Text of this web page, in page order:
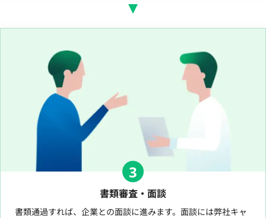
3
書類審査・面談
書類通過すれば、企業との面談に進みます。面談には弊社キャ